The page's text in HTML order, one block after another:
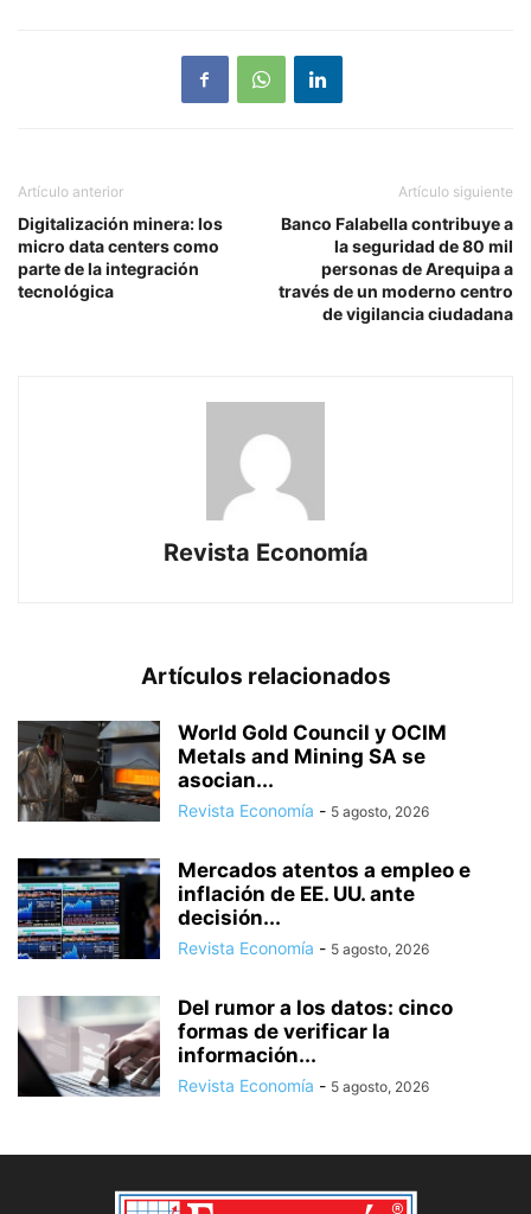
Artículo anterior
Digitalización minera: los
micro data centers como
parte de la integración
tecnológica
Artículo siguiente
Banco Falabella contribuye a
la seguridad de 80 mil
personas de Arequipa a
través de un moderno centro
de vigilancia ciudadana
Revista Economía
Artículos relacionados
World Gold Council y OCIM
Metals and Mining SA se
asocian...
Revista Economía - 5 agosto, 2026
Mercados atentos a empleo e
inflación de EE. UU. ante
decisión...
Revista Economía - 5 agosto, 2026
Del rumor a los datos: cinco
formas de verificar la
información...
Revista Economía - 5 agosto, 2026